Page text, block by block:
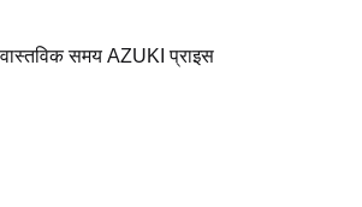
वास्तविक समय AZUKI प्राइस